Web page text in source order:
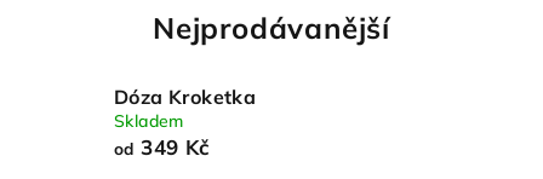
Nejprodávanější
Dóza Kroketka
Skladem
od 349 Kč